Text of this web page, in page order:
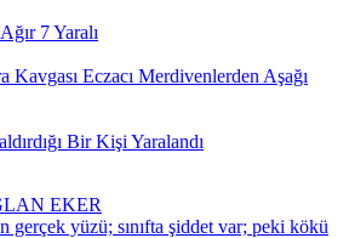
7 Yaralı
Kavgası Eczacı Merdivenlerden Aşağı
Bir Kişi Yaralandı
EKER
gerçek yüzü; sınıfta şiddet var; peki kökü